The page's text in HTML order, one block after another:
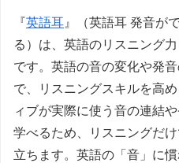
『英語耳 』（英語耳 発音が
る）は、英語のリスニング
です。英語の音の変化や発
で、リスニングスキルを高
ィブが実際に使う音の連結
学べるため、リスニングだ
立ちます。英語の「音」に